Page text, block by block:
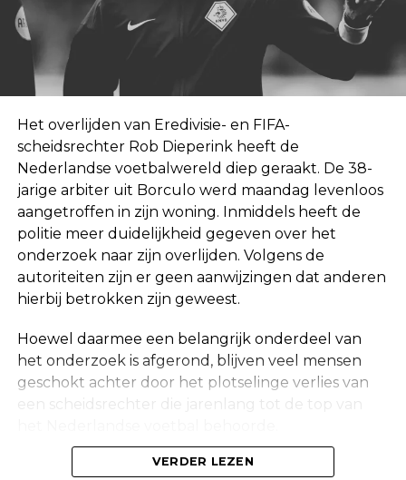
Het overlijden van Eredivisie- en FIFA-
scheidsrechter Rob Dieperink heeft de
Nederlandse voetbalwereld diep geraakt. De 38-
jarige arbiter uit Borculo werd maandag levenloos
aangetroffen in zijn woning. Inmiddels heeft de
politie meer duidelijkheid gegeven over het
onderzoek naar zijn overlijden. Volgens de
autoriteiten zijn er geen aanwijzingen dat anderen
hierbij betrokken zijn geweest.
Hoewel daarmee een belangrijk onderdeel van
het onderzoek is afgerond, blijven veel mensen
geschokt achter door het plotselinge verlies van
een scheidsrechter die jarenlang tot de top van
VERDER LEZEN